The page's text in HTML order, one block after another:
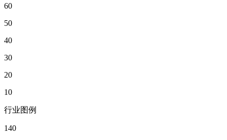
60
50
40
30
20
10
行业图例
140